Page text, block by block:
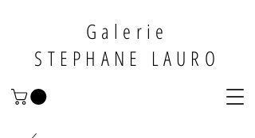
Galerie
STEPHANE LAURO